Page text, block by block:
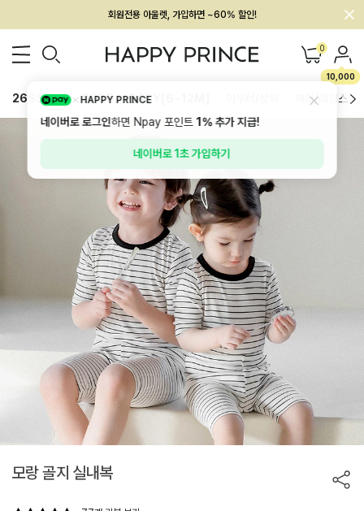
회원전용 아울렛, 가입하면 ~60% 할인!
멤버십 최대 28,000원 혜택 0
10,000
26SS 신상 BEST BABY[6~12M] 하의/레깅스
모랑 골지 실내복
HAPPY PRINCE
네이버로 로그인하면 Npay 포인트1%추가 지급!
네이버로 1초 가입하기